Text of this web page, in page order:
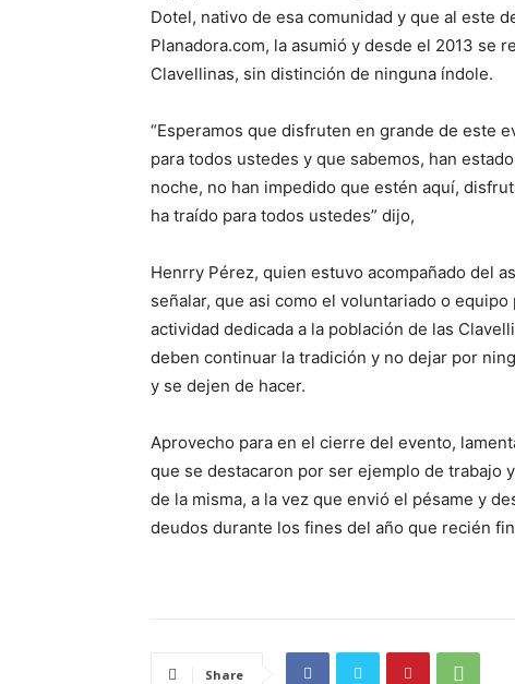
Dotel, nativo de esa comunidad y que al este
Planadora.com, la asumió y desde el 2013 se
Clavellinas, sin distinción de ninguna índole.
“Esperamos que disfruten en grande de este
para todos ustedes y que sabemos, han
noche, no han impedido que estén aquí,
ha traído para todos ustedes” dijo,
Henrry Pérez, quien estuvo acompañado del
señalar, que asi como el voluntariado o
actividad dedicada a la población de las
deben continuar la tradición y no dejar por
y se dejen de hacer.
Aprovecho para en el cierre del evento,
que se destacaron por ser ejemplo de trabajo
de la misma, a la vez que envió el pésame y
deudos durante los fines del año que recién
Share